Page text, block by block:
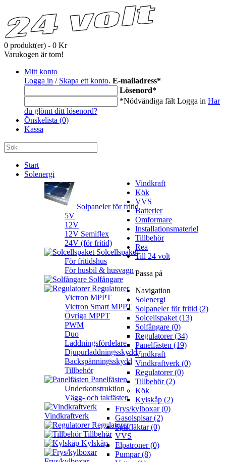
0 produkt(er) - 0 Kr
Varukogen är tom!
Mitt konto
Logga in / Skapa ett konto. E-mailadress*
Lösenord*
*Nödvändiga fält Logga in Har
du glömt ditt lösenord?
Önskelista (0)
Kassa
Start
Solenergi
Solpaneler för fritid
5V
12V
12V Semiflex
24V (för fritid)
Solcellspaket
För fritidshus
För husbil & husvagn
Solfångare
Regulatorer
Victron MPPT
Victron Smart MPPT
Övriga MPPT
PWM
Duo
Laddningsfördelare
Djupurladdningsskydd
Backspänningsskydd
Tillbehör
Panelfästen
Underkonstruktion
Vägg- och takfästen
Vindkraft
Vindkraftverk
Regulatorer
Tillbehör
Kök
Kylskåp
VVS
Batterier
Omformare
Installationsmateriel
Tillbehör
Rea
Till 24 volt
Passa på
Navigation
Solenergi
Solpaneler för fritid (2)
Solcellspaket (13)
Solfångare (0)
Regulatorer (34)
Panelfästen (19)
Vindkraft
Vindkraftverk (0)
Regulatorer (0)
Tillbehör (2)
Kök
Kylskåp (2)
Frys/kylboxar (0)
Gasolspisar (2)
Spisfläktar (0)
VVS
Elpatroner (0)
Pumpar (8)